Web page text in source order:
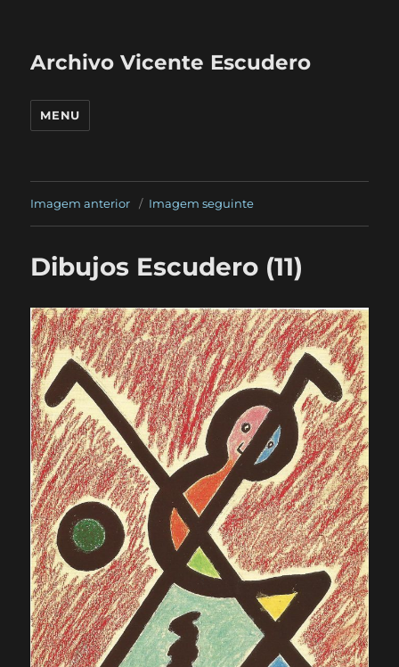
Archivo Vicente Escudero
MENU
Imagem anterior Imagem seguinte
Dibujos Escudero (11)